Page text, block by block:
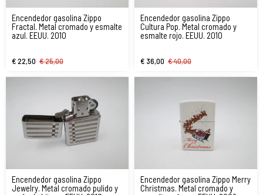
Encendedor gasolina Zippo
Fractal. Metal cromado y esmalte
azul. EEUU. 2010
€ 22,50 € 25,00
Encendedor gasolina Zippo
Cultura Pop. Metal cromado y
esmalte rojo. EEUU. 2010
€ 36,00 € 40,00
Encendedor gasolina Zippo
Jewelry. Metal cromado pulido y
Encendedor gasolina Zippo Merry
Christmas. Metal cromado y